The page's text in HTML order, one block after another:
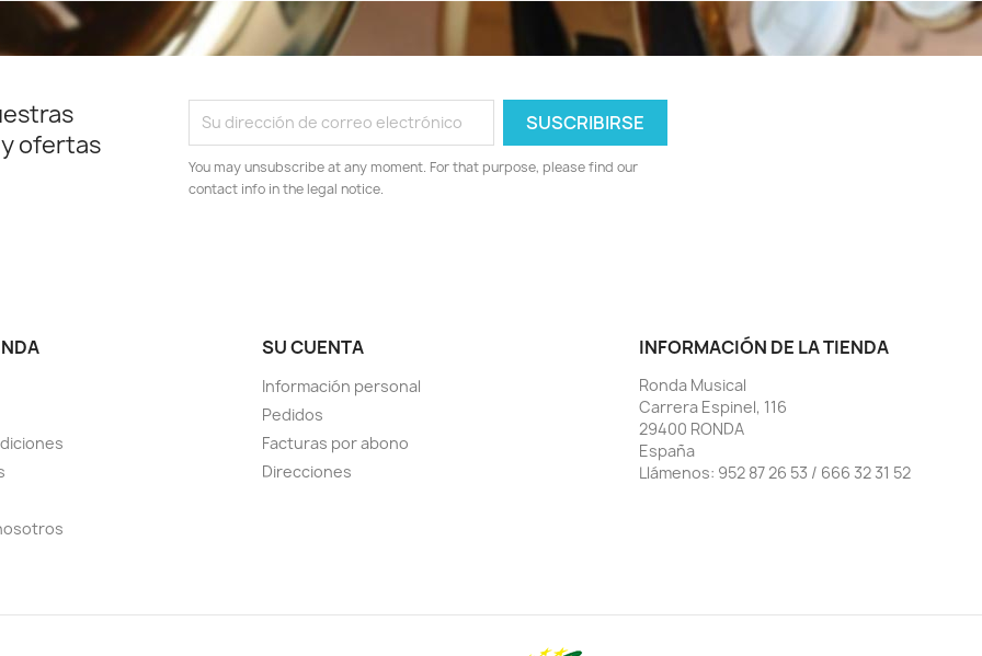
ofertas
You may unsubscribe at any moment. For that purpose, please find our
contact info in the legal notice.
SU CUENTA
Información personal
Pedidos
Facturas por abono
Direcciones
INFORMACIÓN DE LA TIENDA
Ronda Musical
Carrera Espinel, 116
29400 RONDA
España
Llámenos: 952 87 26 53 / 666 32 31 52